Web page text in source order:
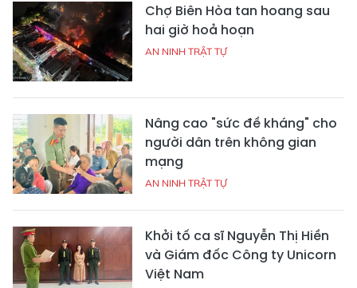
Chợ Biên Hòa tan hoang sau
hai giờ hoả hoạn
AN NINH TRẬT TỰ
Nâng cao "sức đề kháng" cho
người dân trên không gian
mạng
AN NINH TRẬT TỰ
Khởi tố ca sĩ Nguyễn Thị Hiền
và Giám đốc Công ty Unicorn
Việt Nam